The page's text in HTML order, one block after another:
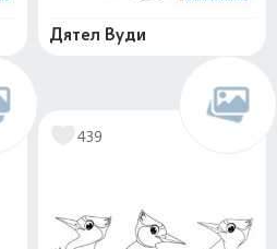
Дятел Вуди
439